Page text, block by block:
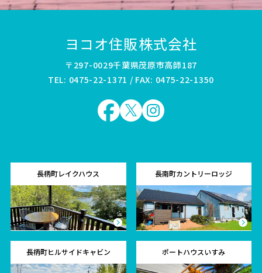
ヨコオ住販株式会社
〒297-0029千葉県茂原市高師187
TEL: 0475-22-1371 / FAX: 0475-22-1350
長柄町レイクハウス 長南町カントリーロッジ
長柄町ヒルサイドキャビン ポートハウスいすみ